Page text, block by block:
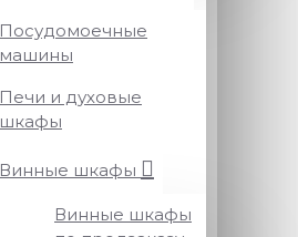
Посудомоечные
машины
Печи и духовые
шкафы
Винные шкафы
Винные шкафы